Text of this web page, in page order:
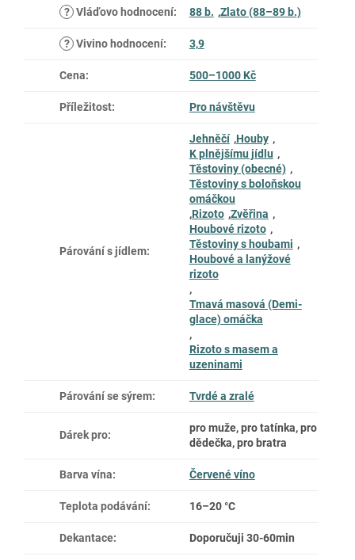
? Vláďovo hodnocení: 88 b. ,Zlato (88–89 b.)
? Vivino hodnocení: 3,9
Cena: 500–1000 Kč
Příležitost: Pro návštěvu
Párování s jídlem:
Jehněčí ,Houby ,
K plnějšímu jídlu ,
Těstoviny (obecné) ,
Těstoviny s boloňskou
omáčkou
,Rizoto ,Zvěřina ,
Houbové rizoto ,
Těstoviny s houbami ,
Houbové a lanýžové
rizoto
,
Tmavá masová (Demi-
glace) omáčka
,
Rizoto s masem a
uzeninami
Párování se sýrem: Tvrdé a zralé
Dárek pro:
pro muže, pro tatínka, pro
dědečka, pro bratra
Barva vína: Červené víno
Teplota podávání: 16–20 °C
Dekantace: Doporučuji 30-60min